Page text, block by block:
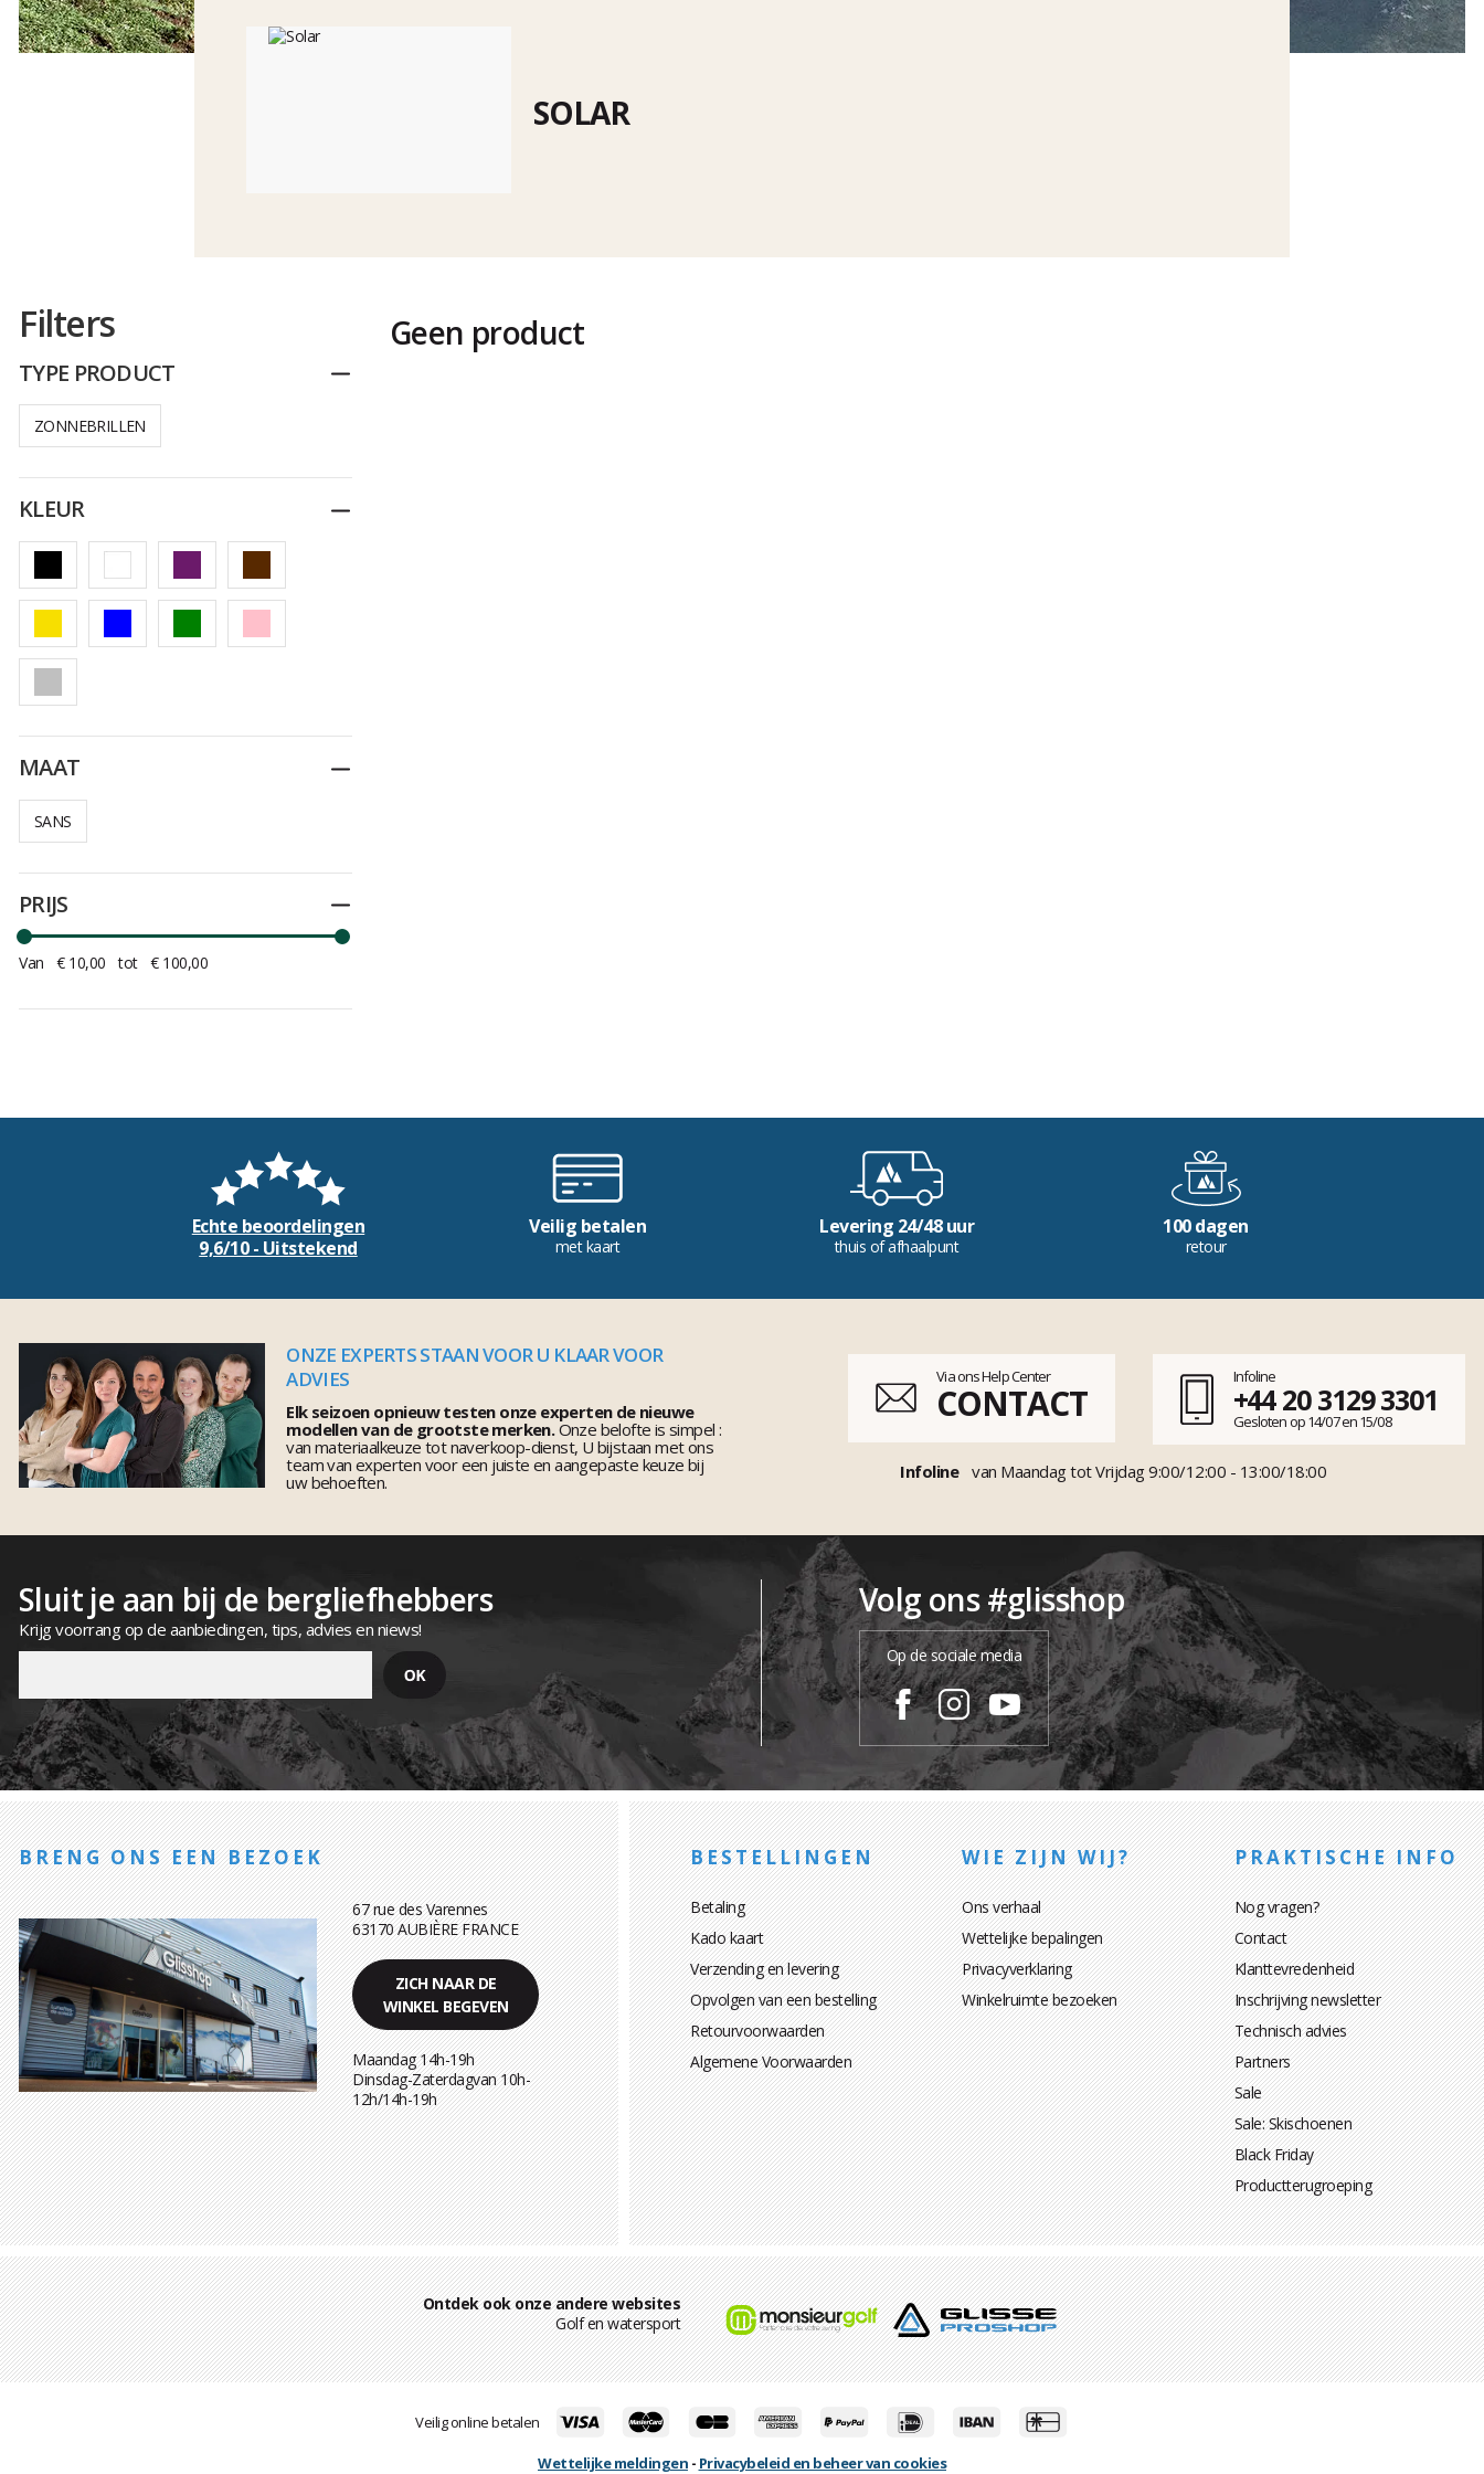
SOLAR
Filters
TYPE PRODUCT Dichtplooien
ZONNEBRILLEN
KLEUR Dichtplooien
MAAT Dichtplooien
SANS
PRIJS Dichtplooien
Van € 10,00 tot € 100,00
Geen product
Echte beoordelingen
9,6/10 - Uitstekend
Veilig betalen
met kaart
Levering 24/48 uur
thuis of afhaalpunt
100 dagen
retour
ONZE EXPERTS STAAN VOOR U KLAAR VOOR
ADVIES
Elk seizoen opnieuw testen onze experten de nieuwe
modellen van de grootste merken.Onze belofte is simpel :
van materiaalkeuze tot naverkoop-dienst, U bijstaan met ons
team van experten voor een juiste en aangepaste keuze bij
uw behoeften.
Via ons Help Center
CONTACT
Infoline
+44 20 3129 3301
Gesloten op 14/07 en 15/08
Infoline van Maandag tot Vrijdag 9:00/12:00 - 13:00/18:00
Sluit je aan bij de bergliefhebbers
Krijg voorrang op de aanbiedingen, tips, advies en niews!
Volg ons #glisshop
Op de sociale media
BRENG ONS EEN BEZOEK
67 rue des Varennes
63170 AUBIÈRE FRANCE
ZICH NAAR DE
WINKEL BEGEVEN
Maandag 14h-19h
Dinsdag-Zaterdagvan 10h-
12h/14h-19h
BESTELLINGEN
Betaling
Kado kaart
Verzending en levering
Opvolgen van een bestelling
Retourvoorwaarden
Algemene Voorwaarden
WIE ZIJN WIJ?
Ons verhaal
Wettelijke bepalingen
Privacyverklaring
Winkelruimte bezoeken
PRAKTISCHE INFO
Nog vragen?
Contact
Klanttevredenheid
Inschrijving newsletter
Technisch advies
Partners
Sale
Sale: Skischoenen
Black Friday
Productterugroeping
Ontdek ook onze andere websites
Golf en watersport
Veilig online betalen
Wettelijke meldingen - Privacybeleid en beheer van cookies